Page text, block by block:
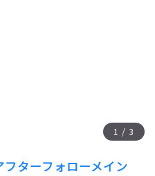
1 / 3
ターフォローメイン